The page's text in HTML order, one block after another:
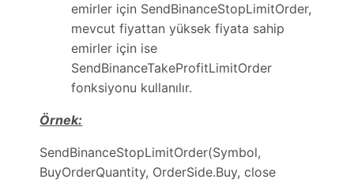
emirler için SendBinanceStopLimitOrder,
mevcut fiyattan yüksek fiyata sahip
emirler için ise
SendBinanceTakeProfitLimitOrder
fonksiyonu kullanılır.
Örnek:
SendBinanceStopLimitOrder(Symbol,
BuyOrderQuantity, OrderSide.Buy, close